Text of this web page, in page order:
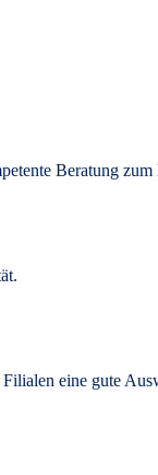
Beratung
Filialen eine gute